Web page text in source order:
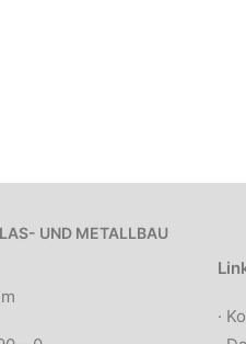
UND METALLBAU
·